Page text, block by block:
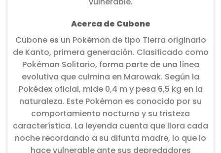
Acerca de Cubone
Cubone es un Pokémon de tipo Tierra originario
de Kanto, primera generación. Clasificado como
Pokémon Solitario, forma parte de una línea
evolutiva que culmina en Marowak. Según la
Pokédex oficial, mide 0,4 m y pesa 6,5 kg en la
naturaleza. Este Pokémon es conocido por su
comportamiento nocturno y su tristeza
característica. La leyenda cuenta que llora cada
noche recordando a su difunta madre, lo que lo
hace vulnerable ante sus depredadores